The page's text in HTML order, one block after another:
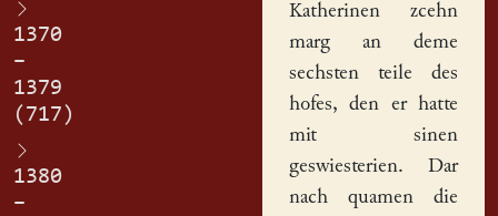
1370
–
1379
(717)
1380
–
Katherinenzcehn
marg an deme
sechsten teile des
hofes, den er hatte
mit sinen
geswiesterien. Dar
nach quamen die